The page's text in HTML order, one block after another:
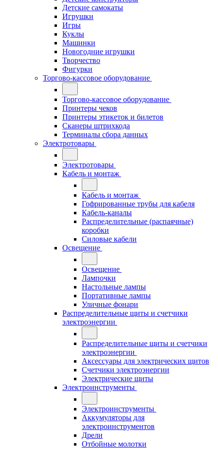
Детские самокаты
Игрушки
Игры
Куклы
Машинки
Новогодние игрушки
Творчество
Фигурки
Торгово-кассовое оборудование
Торгово-кассовое оборудование
Принтеры чеков
Принтеры этикеток и билетов
Сканеры штрихкода
Терминалы сбора данных
Электротовары
Электротовары
Кабель и монтаж
Кабель и монтаж
Гофрированные трубы для кабеля
Кабель-каналы
Распределительные (распаячные)
коробки
Силовые кабели
Освещение
Освещение
Лампочки
Настольные лампы
Портативные лампы
Уличные фонари
Распределительные щиты и счетчики
электроэнергии
Распределительные щиты и счетчики
электроэнергии
Аксессуары для электрических щитов
Счетчики электроэнергии
Электрические щиты
Электроинструменты
Электроинструменты
Аккумуляторы для
электроинструментов
Дрели
Отбойные молотки